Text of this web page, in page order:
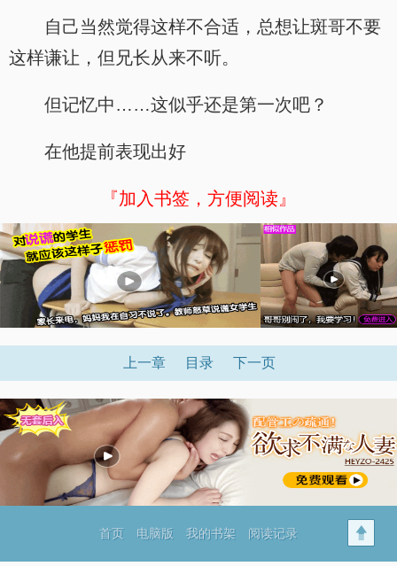
自己当然觉得这样不合适，总想让斑哥不要
这样谦让，但兄长从来不听。
但记忆中……这似乎还是第一次吧？
在他提前表现出好
『加入书签，方便阅读』
上一章 目录 下一页
首页 电脑版 我的书架 阅读记录